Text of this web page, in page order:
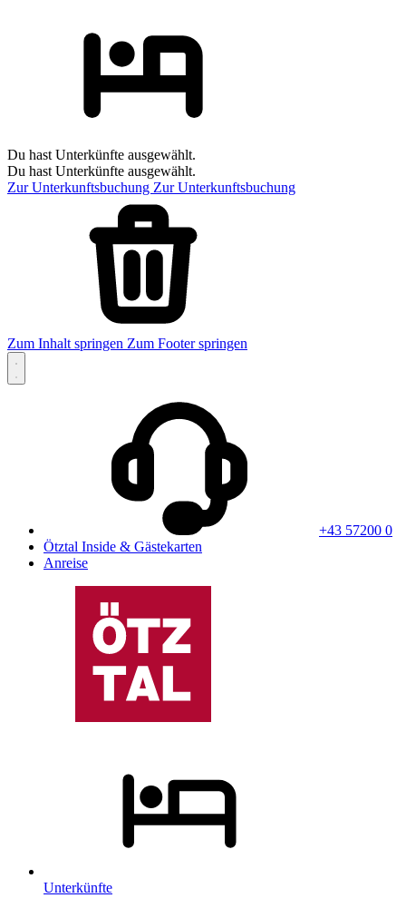
Du hast Unterkünfte ausgewählt.
Du hast Unterkünfte ausgewählt.
Zur Unterkunftsbuchung Zur Unterkunftsbuchung
Zum Inhalt springen Zum Footer springen
+43 57200 0
Ötztal Inside & Gästekarten
Anreise
Unterkünfte